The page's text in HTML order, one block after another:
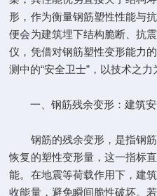
形，作为衡量钢筋塑性性能与
便会为建筑埋下结构脆断、抗
仪，凭借对钢筋塑性变形能力
测中的“安全卫士”，以技术之力
一、钢筋残余变形：建筑安
钢筋的残余变形，是指钢筋
恢复的塑性变形量，这一指标
能。在地震等荷载作用下，建
收能量，避免瞬间脆性破坏。